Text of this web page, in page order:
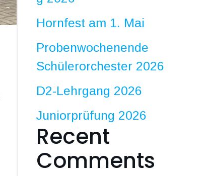
Hornfest am 1. Mai
Probenwochenende
Schülerorchester 2026
D2-Lehrgang 2026
Juniorprüfung 2026
Recent
Comments